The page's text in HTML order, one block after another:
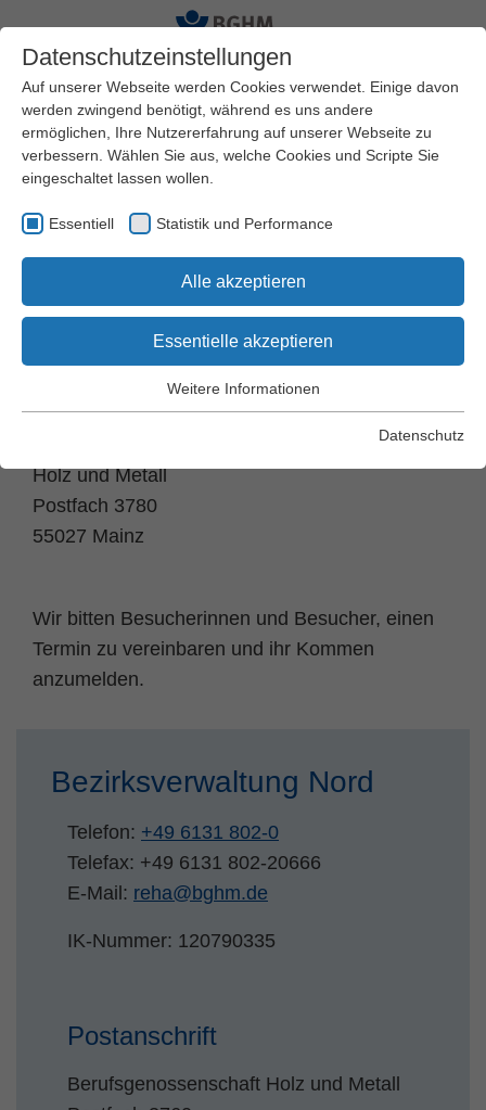
Startseite BGHM Standorte
Standort Bremen
Töferbohmstraße 10
28195 Bremen
Postanschrift
Holz und Metall
Postfach 3780
55027 Mainz
Wir bitten Besucherinnen und Besucher, einen
Termin zu vereinbaren und ihr Kommen
anzumelden.
Bezirksverwaltung Nord
Telefon: +49 6131 802-0
Telefax: +49 6131 802-20666
E-Mail: reha@bghm.de
IK-Nummer: 120790335
Postanschrift
Berufsgenossenschaft Holz und Metall
Datenschutzeinstellungen
Auf unserer Webseite werden Cookies verwendet. Einige davon
werden zwingend benötigt, während es uns andere
ermöglichen, Ihre Nutzererfahrung auf unserer Webseite zu
verbessern. Wählen Sie aus, welche Cookies und Scripte Sie
eingeschaltet lassen wollen.
Essentiell Statistik und Performance
Alle akzeptieren
Essentielle akzeptieren
Essentielle Cookies werden für grundlegende Funktionen der
Webseite einwandfrei funktioniert.
Laufzeit Session
Dieses Cookie ist ein Standard-Session-
geschützten Bereichen zu gewähren.
Anbieter php
Laufzeit Ende der Sitzung
Weitere Informationen
Datenschutz